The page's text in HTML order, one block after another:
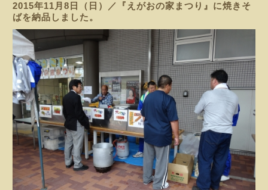
2015年11月8日（日）／『えがおの家まつり』に焼きそ
ばを納品しました。